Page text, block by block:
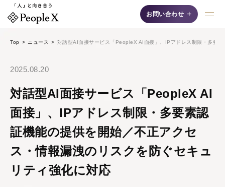
AI面接
自然な対話"で候補者の
魅力を最大限に引き出
お問い合わせ +
Top ニュース 対話型AI面接サービス「PeopleX AI面接」、IPアドレス制限・多要
2025.08.20
対話型AI面接サービス「PeopleX AI
面接」、IPアドレス制限・多要素認
証機能の提供を開始／不正アクセ
ス・情報漏洩のリスクを防ぐセキュ
リティ強化に対応